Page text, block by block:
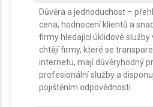
Důvěra a jednoduchost –
cena, hodnocení klientů a
firmy hledající úklidové služby
chtějí firmy, které se
internetu, mají důvěryhodný
profesionální služby a
pojištěním odpovědnosti.